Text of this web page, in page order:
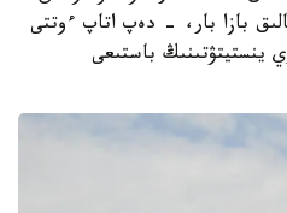
بازا بار، - دەپ اتاپ ءوتتى
ينستيتۋتىنىڭ باستىعى